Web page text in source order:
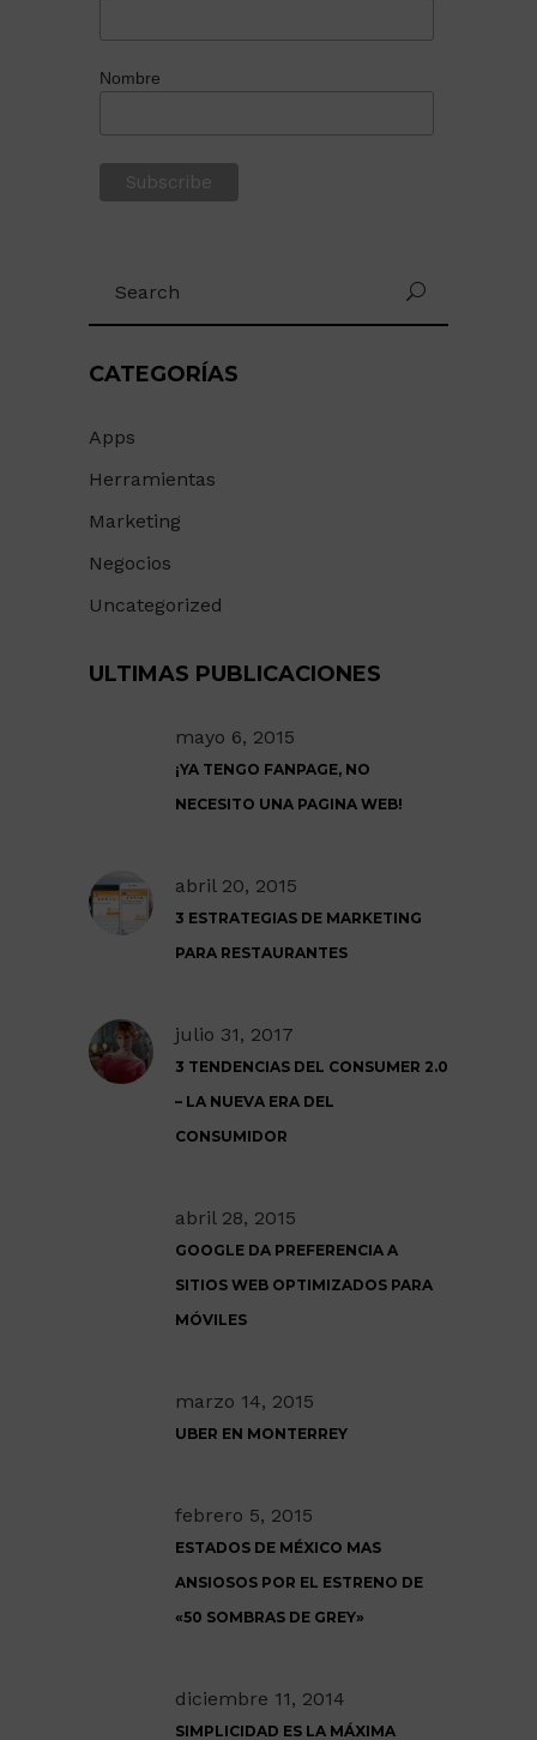
Nombre
for:
CATEGORÍAS
Apps
Herramientas
Marketing
Negocios
Uncategorized
ULTIMAS PUBLICACIONES
mayo 6, 2015
¡YA TENGO FANPAGE, NO
NECESITO UNA PAGINA WEB!
abril 20, 2015
3 ESTRATEGIAS DE MARKETING
PARA RESTAURANTES
julio 31, 2017
3 TENDENCIAS DEL CONSUMER 2.0
– LA NUEVA ERA DEL
CONSUMIDOR
abril 28, 2015
GOOGLE DA PREFERENCIA A
SITIOS WEB OPTIMIZADOS PARA
MÓVILES
marzo 14, 2015
UBER EN MONTERREY
febrero 5, 2015
ESTADOS DE MÉXICO MAS
ANSIOSOS POR EL ESTRENO DE
«50 SOMBRAS DE GREY»
diciembre 11, 2014
SIMPLICIDAD ES LA MÁXIMA